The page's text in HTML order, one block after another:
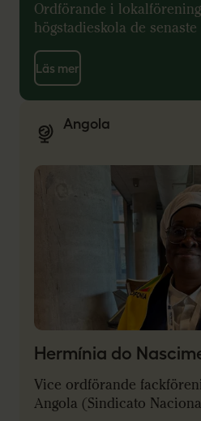
Ordförande i
högstadieskola de senaste
Läs mer
Angola
Hermínia do
Vice ordförande
Angola (Sindicato